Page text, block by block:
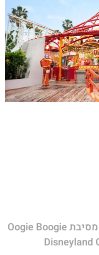
דיסני קליפורניה בהאלווין – מסיבת Oogie Boogie